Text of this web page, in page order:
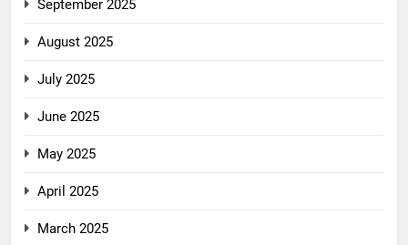
September 2025
August 2025
July 2025
June 2025
May 2025
April 2025
March 2025